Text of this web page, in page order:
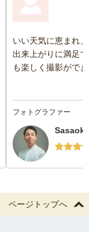
いい天気に恵まれ
出来上がりに満足
も楽しく撮影がで
フォトグラファー
ページトップへ